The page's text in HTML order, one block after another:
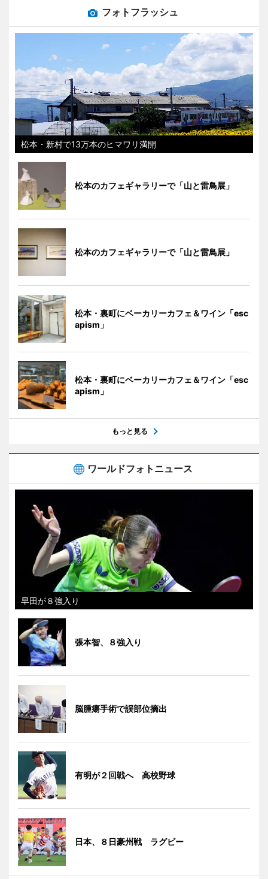
フォトフラッシュ
松本・新村で13万本のヒマワリ満開
松本のカフェギャラリーで「山と雷鳥展」
松本のカフェギャラリーで「山と雷鳥展」
松本・裏町にベーカリーカフェ＆ワイン「esc
apism」
松本・裏町にベーカリーカフェ＆ワイン「esc
apism」
もっと見る
ワールドフォトニュース
早田が８強入り
張本智、８強入り
脳腫瘍手術で誤部位摘出
有明が２回戦へ 高校野球
日本、８日豪州戦 ラグビー